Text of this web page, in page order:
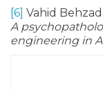
[6] Vahid
A
engineering in